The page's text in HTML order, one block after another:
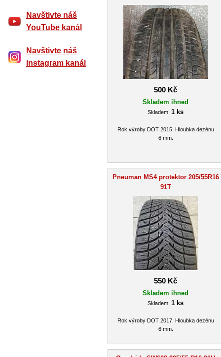
Navštivte náš
YouTube kanál
Navštivte náš
Instagram kanál
500 Kč
Skladem ihned
Skladem: 1 ks
Rok výroby DOT 2015. Hloubka dezénu
6 mm.
Pneuman MS4 protektor 205/55R16
91T
550 Kč
Skladem ihned
Skladem: 1 ks
Rok výroby DOT 2017. Hloubka dezénu
6 mm.